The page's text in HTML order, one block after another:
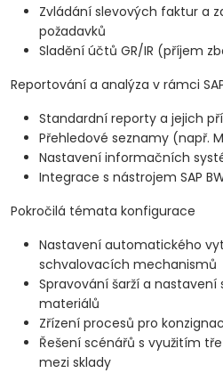
Zvládání slevových faktur a
požadavků
Sladění účtů GR/IR (příjem
Reportování a analýza v rámci
Standardní reporty a jejich
Přehledové seznamy (např.
Nastavení informačních
Integrace s nástrojem SAP
Pokročilá témata konfigurace
Nastavení automatického
schvalovacích mechanismů
Spravování šarží a
materiálů
Zřízení procesů pro
Řešení scénářů s využitím
mezi sklady